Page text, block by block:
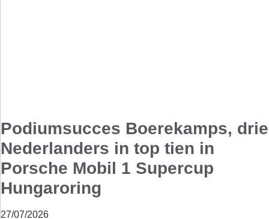
Podiumsucces Boerekamps, drie
Nederlanders in top tien in
Porsche Mobil 1 Supercup
Hungaroring
27/07/2026